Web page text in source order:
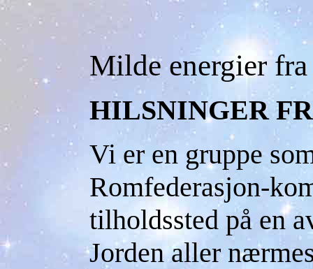
Milde energier
HILSNINGER
Vi er en gruppe
Romfederasjon-
tilholdssted på en
Jorden aller